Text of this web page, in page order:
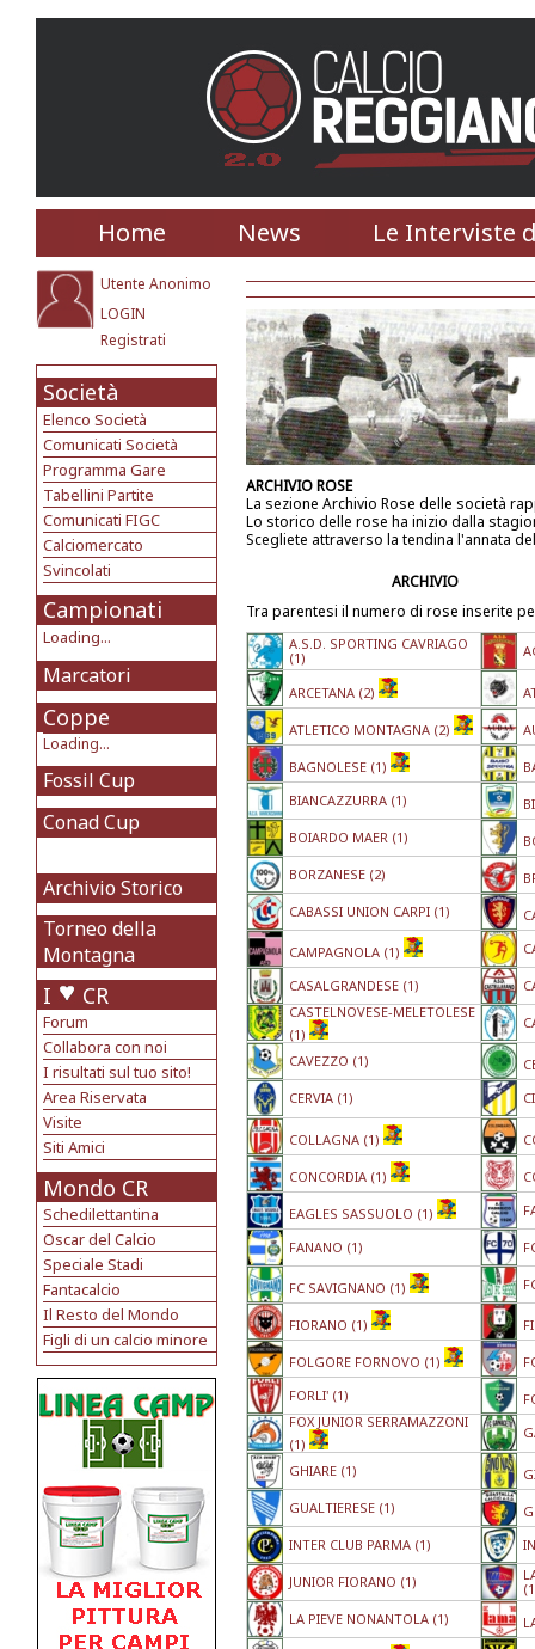
Home News Le Interviste
Utente Anonimo
LOGIN
Registrati
Società
Elenco Società
Comunicati Società
Programma Gare
Tabellini Partite
Comunicati FIGC
Calciomercato
Svincolati
Campionati
Loading...
Marcatori
Coppe
Loading...
Fossil Cup
Conad Cup
Archivio Storico
Torneo della
Montagna
I CR
Forum
Collabora con noi
I risultati sul tuo sito!
Area Riservata
Visite
Siti Amici
Mondo CR
Schedilettantina
Oscar del Calcio
Speciale Stadi
Fantacalcio
Il Resto del Mondo
Figli di un calcio minore
ARCHIVIO ROSE
La sezione Archivio Rose delle società
Lo storico delle rose ha inizio dalla
Scegliete attraverso la tendina l'annata
ARCHIVIO
Tra parentesi il numero di rose inserite
A.S.D. SPORTING CAVRIAGO
(1)
ARCETANA (2)
ATLETICO MONTAGNA (2)
BAGNOLESE (1)
BIANCAZZURRA (1)
BOIARDO MAER (1)
BORZANESE (2)
CABASSI UNION CARPI (1)
CAMPAGNOLA (1)
CASALGRANDESE (1)
CASTELNOVESE-MELETOLESE
(1)
CAVEZZO (1)
CERVIA (1)
COLLAGNA (1)
CONCORDIA (1)
EAGLES SASSUOLO (1)
FANANO (1)
FC SAVIGNANO (1)
FIORANO (1)
FOLGORE FORNOVO (1)
FORLI' (1)
FOX JUNIOR SERRAMAZZONI
(1)
GHIARE (1)
GUALTIERESE (1)
INTER CLUB PARMA (1)
JUNIOR FIORANO (1)
LA PIEVE NONANTOLA (1)